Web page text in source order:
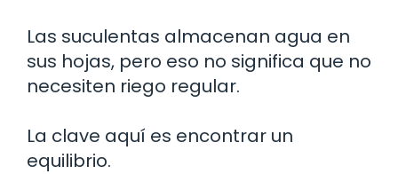
Las suculentas almacenan agua en
sus hojas, pero eso no significa que no
necesiten riego regular.
La clave aquí es encontrar un
equilibrio.